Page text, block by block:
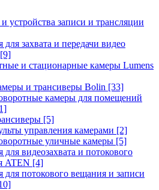
устройства записи и трансляции
для захвата и передачи видео
[9]
и стационарные камеры Lumens
и трансиверы Bolin [33]
камеры для помещений
[5]
управления камерами [2]
уличные камеры [5]
для видеозахвата и потокового
ATEN [4]
для потокового вещания и записи